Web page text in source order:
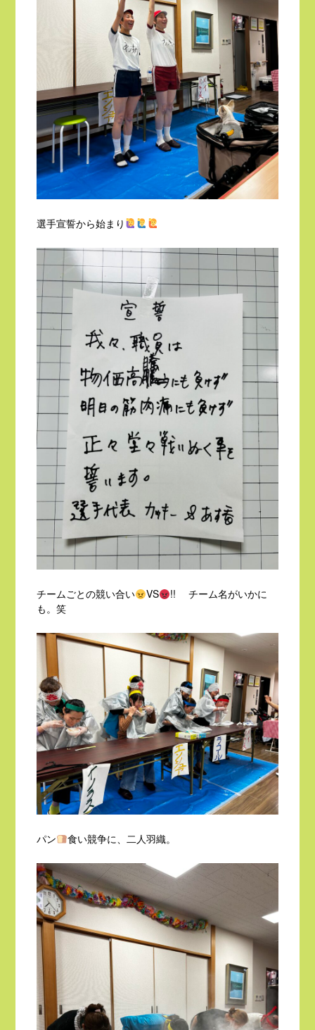
選手宣誓から始まり
チームごとの競い合い VS
!! チーム名がいかに
も。笑
パン 食い競争に、二人羽織。